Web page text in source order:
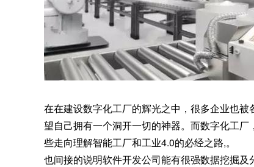
在在建设数字化工厂的辉光之中，很多企业也
望自己拥有一个洞开一切的神器。而数字化工
些走向理解智能工厂和工业4.0的必经之路,。
也间接的说明软件开发公司能有很强数据挖掘